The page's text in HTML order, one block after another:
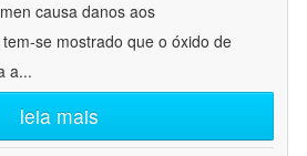
causa danos aos
se mostrado que o óxido de
a...
leia mais